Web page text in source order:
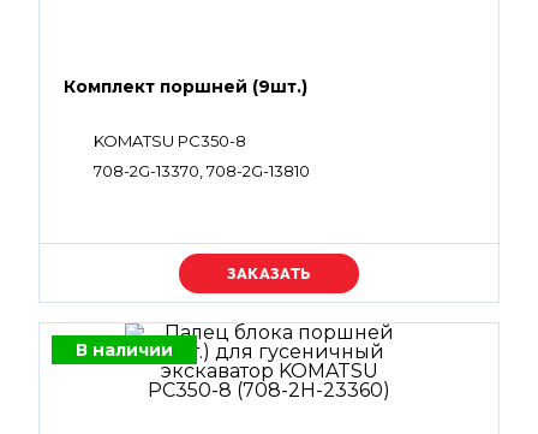
Комплект поршней (9шт.)
KOMATSU PC350-8
708-2G-13370, 708-2G-13810
Уточняйте цену
В наличии